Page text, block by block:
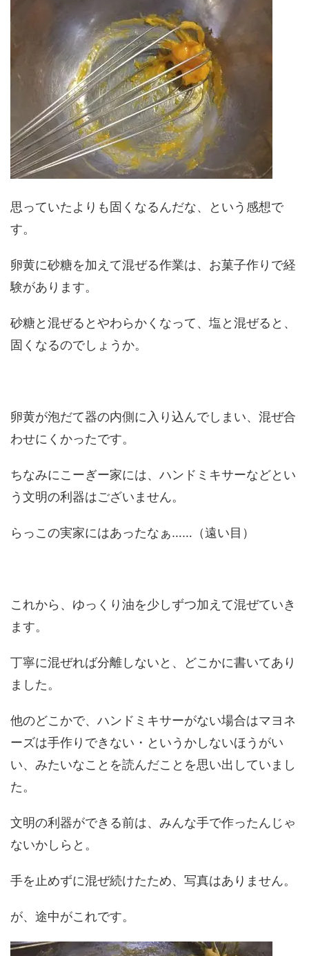
思っていたよりも固くなるんだな、という感想で
す。
卵黄に砂糖を加えて混ぜる作業は、お菓子作りで経
験があります。
砂糖と混ぜるとやわらかくなって、塩と混ぜると、
固くなるのでしょうか。
卵黄が泡だて器の内側に入り込んでしまい、混ぜ合
わせにくかったです。
ちなみにこーぎー家には、ハンドミキサーなどとい
う文明の利器はございません。
らっこの実家にはあったなぁ……（遠い目）
これから、ゆっくり油を少しずつ加えて混ぜていき
ます。
丁寧に混ぜれば分離しないと、どこかに書いてあり
ました。
他のどこかで、ハンドミキサーがない場合はマヨネ
ーズは手作りできない・というかしないほうがい
い、みたいなことを読んだことを思い出していまし
た。
文明の利器ができる前は、みんな手で作ったんじゃ
ないかしらと。
手を止めずに混ぜ続けたため、写真はありません。
が、途中がこれです。